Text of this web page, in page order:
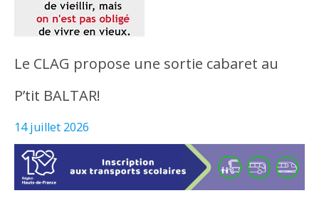
Le CLAG propose une sortie cabaret au
P’tit BALTAR!
14 juillet 2026